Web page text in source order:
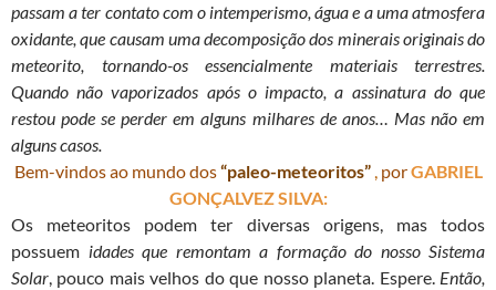
passam a ter contato com o intemperismo, água e a uma atmosfera
oxidante, que causam uma decomposição dos minerais originais do
meteorito, tornando-os essencialmente materiais terrestres.
Quando não vaporizados após o impacto, a assinatura do que
restou pode se perder em alguns milhares de anos… Mas não em
alguns casos.
Bem-vindos ao mundo dos“paleo-meteoritos” ,porGABRIEL
GONÇALVEZ SILVA:
Os meteoritos podem ter diversas origens, mas todos
possuem idades que remontam a formação do nosso Sistema
Solar, pouco mais velhos do que nosso planeta. Espere. Então,